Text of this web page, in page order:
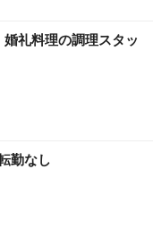
礼料理の調理スタッ
勤なし